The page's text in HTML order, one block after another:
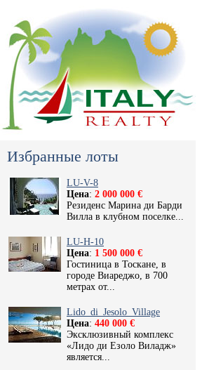
Избранные лоты
LU-V-8
Цена: 2 000 000 €
Резиденс Марина ди Барди
Вилла в клубном поселке...
LU-H-10
Цена: 1 500 000 €
Гостиница в Тоскане, в
городе Виареджо, в 700
метрах от...
Lido_di_Jesolo_Village
Цена: 440 000 €
Эксклюзивный комплекс
«Лидо ди Езоло Виладж»
является...